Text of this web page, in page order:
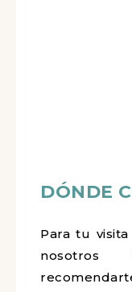
DÓNDE
Para tu